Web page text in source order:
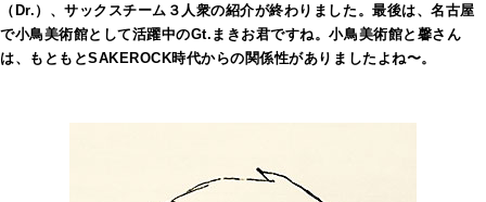
（Dr.）、サックスチーム３人衆の紹介が終わりました。最後は、名古屋
で小鳥美術館として活躍中のGt.まきお君ですね。小鳥美術館と馨さん
は、もともとSAKEROCK時代からの関係性がありましたよね〜。